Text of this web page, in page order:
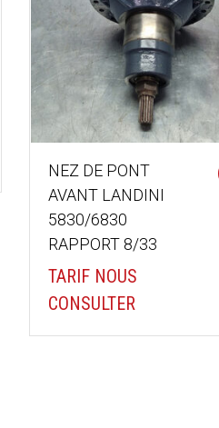
Select options
NEZ DE PONT
AVANT LANDINI
5830/6830
RAPPORT 8/33
TARIF NOUS
CONSULTER